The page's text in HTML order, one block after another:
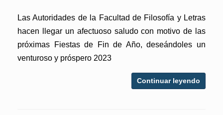
Las Autoridades de la Facultad de Filosofía y Letras
hacen llegar un afectuoso saludo con motivo de las
próximas Fiestas de Fin de Año, deseándoles un
venturoso y próspero 2023
Continuar leyendo